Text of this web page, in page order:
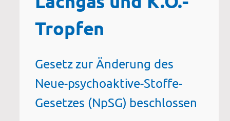
Tropfen
Gesetz zur Änderung des
Neue-psychoaktive-Stoffe-
Gesetzes (NpSG) beschlossen